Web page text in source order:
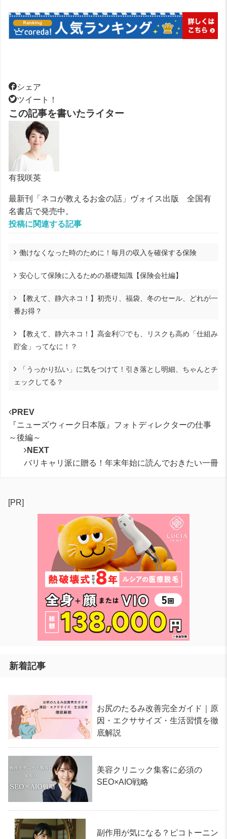
シェア
ツイート！
この記事を書いたライター
有我咲英
最新刊「ネコが教えるお金の話」ヴォイス出版 全国有
名書店で発売中。
投稿に関連する記事
働けなくなった時のために！毎月の収入を確保する保険
安心して保険に入るための基礎知識【保険会社編】
【教えて、静六ネコ！】初売り、福袋、冬のセール、どれが一
番お得？
【教えて、静六ネコ！】高金利♡でも、リスクも高め「仕組み
貯金」ってなに！？
「うっかり払い」に気をつけて！引き落とし明細、ちゃんとチ
ェックしてる？
PREV
『ニューズウィーク日本版』フォトディレクターの仕事
～後編～
NEXT
バリキャリ派に贈る！年末年始に読んでおきたい一冊
[PR]
新着記事
お尻のたるみ改善完全ガイド｜原
因・エクササイズ・生活習慣を徹
底解説
美容クリニック集客に必須の
SEO×AIO戦略
副作用が気になる？ピコトーニン